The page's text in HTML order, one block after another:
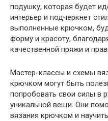
подушку, которая будет
интерьер и подчеркнет
выполненные крючком,
форму и красоту,
качественной пряжи и
Мастер-классы и схемы
крючком могут быть
попробовать свои силы в
уникальной вещи. Они
вязания крючком и